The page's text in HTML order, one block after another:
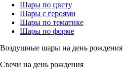
Шары по цвету
Шары с героями
Шары по тематике
Шары по форме
Воздушные шары на день рождения
Свечи на день рождения